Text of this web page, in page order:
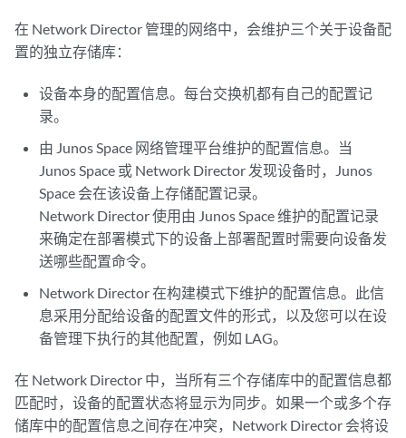
在 Network Director 管理的网络中，会维护三个关于设备配
置的独立存储库：
设备本身的配置信息。每台交换机都有自己的配置记
录。
由 Junos Space 网络管理平台维护的配置信息。当
Junos Space 或 Network Director 发现设备时，Junos
Space 会在该设备上存储配置记录。
Network Director 使用由 Junos Space 维护的配置记录
来确定在部署模式下的设备上部署配置时需要向设备发
送哪些配置命令。
Network Director 在构建模式下维护的配置信息。此信
息采用分配给设备的配置文件的形式，以及您可以在设
备管理下执行的其他配置，例如 LAG。
在 Network Director 中，当所有三个存储库中的配置信息都
匹配时，设备的配置状态将显示为同步。如果一个或多个存
储库中的配置信息之间存在冲突，Network Director 会将设